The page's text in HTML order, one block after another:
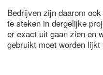
Bedrijven zijn daarom
te steken in dergelijke
er exact uit gaan zien en
gebruikt moet worden